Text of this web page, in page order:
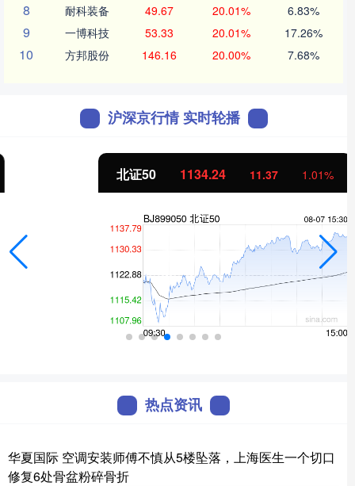
8 耐科装备 49.67 20.01% 6.83%
9 一博科技 53.33 20.01% 17.26%
10 方邦股份 146.16 20.00% 7.68%
沪深京行情 实时轮播
1134.24 11.37 1.01%
热点资讯
华夏国际 空调安装师傅不慎从5楼坠落，上海医生一个切口
修复6处骨盆粉碎骨折